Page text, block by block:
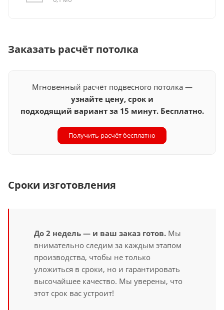
Заказать расчёт потолка
Мгновенный расчёт подвесного потолка —
узнайте цену, срок и
подходящий вариант за 15 минут. Бесплатно.
Получить расчёт бесплатно
Сроки изготовления
До 2 недель — и ваш заказ готов. Мы
внимательно следим за каждым этапом
производства, чтобы не только
уложиться в сроки, но и гарантировать
высочайшее качество. Мы уверены, что
этот срок вас устроит!